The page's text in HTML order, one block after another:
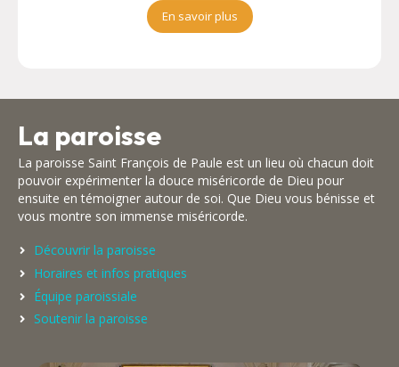
En savoir plus
La paroisse
La paroisse Saint François de Paule est un lieu où chacun doit
pouvoir expérimenter la douce miséricorde de Dieu pour
ensuite en témoigner autour de soi. Que Dieu vous bénisse et
vous montre son immense miséricorde.
Découvrir la paroisse
Horaires et infos pratiques
Équipe paroissiale
Soutenir la paroisse